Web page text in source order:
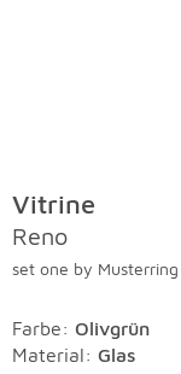
Vitrine
Reno
set one by Musterring
Farbe: Olivgrün
Material: Glas